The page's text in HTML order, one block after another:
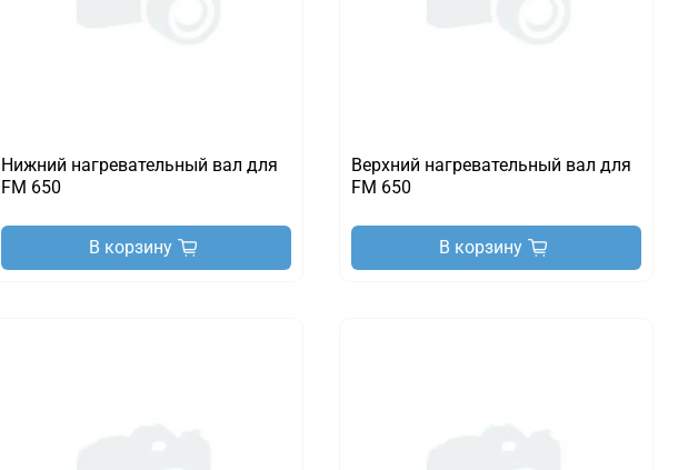
Нижний нагревательный вал для
FM 650
В корзину
Верхний нагревательный вал для
FM 650
В корзину